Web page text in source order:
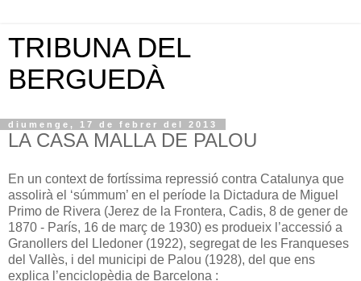
TRIBUNA DEL
BERGUEDÀ
diumenge, 17 de febrer del 2013
LA CASA MALLA DE PALOU
En un context de fortíssima repressió contra Catalunya que
assolirà el ‘súmmum’ en el període la Dictadura de Miguel
Primo de Rivera (Jerez de la Frontera, Cadis, 8 de gener de
1870 - París, 16 de març de 1930) es produeix l’accessió a
Granollers del Lledoner (1922), segregat de les Franqueses
del Vallès, i del municipi de Palou (1928), del que ens
explica l’enciclopèdia de Barcelona :